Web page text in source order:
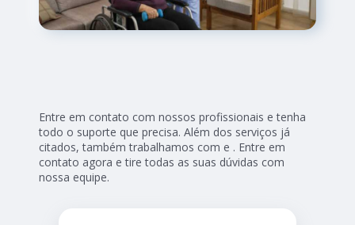
Entre em contato com nossos profissionais e tenha
todo o suporte que precisa. Além dos serviços já
citados, também trabalhamos com e . Entre em
contato agora e tire todas as suas dúvidas com
nossa equipe.